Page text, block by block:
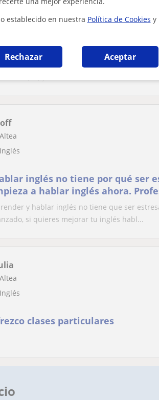
establecido en nuestra Política de Cookies y
Rechazar Aceptar
personalizado y divertido
(autora de un libro) , 26
AUTÓNOMA NATIVA francesa,
Altea
Inglés
inglés no tiene por qué ser
a hablar inglés ahora.
y hablar inglés no tiene que ser
si quieres mejorar tu inglés habl...
Altea
Inglés
clases particulares